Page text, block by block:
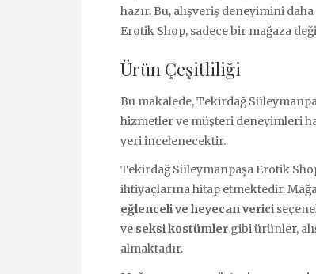
hazır. Bu, alışveriş deneyimini
Erotik Shop, sadece bir mağaza
Ürün Çeşitliliği
Bu makalede, Tekirdağ
hizmetler ve müşteri deneyimleri
yeri incelenecektir.
Tekirdağ Süleymanpaşa Erotik
ihtiyaçlarına hitap etmektedir.
eğlenceli ve heyecan verici
ve seksi kostümler gibi ürünler,
almaktadır.